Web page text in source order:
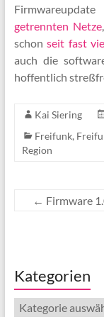
getrennten Netze
schonseit fast
auch die
hoffentlich
Kai Siering
Freifunk,
Region
← Firmware
Kategorien
Kategorien